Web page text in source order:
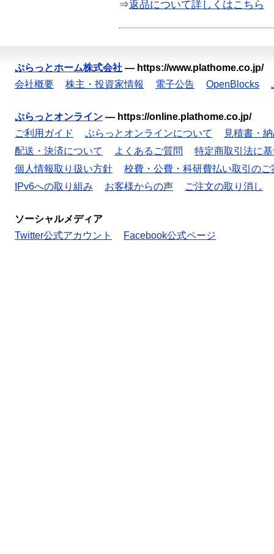
⇒返品について詳しくはこちら
ぷらっとホーム株式会社 — https://www.plathome.co.jp/
会社概要
株主・投資家情報 電子公告 OpenBlocks
ぷらっとオンライン — https://online.plathome.co.jp/
ご利用ガイド
ぷらっとオンラインについて
見積書・
配送・決済について
よくあるご質問
特定商取引法に
個人情報取り扱い方針
校費・公費・科研費払い取引のご
IPv6への取り組み
お客様からの声 ご注文の取り消し
ソーシャルメディア
Twitter公式アカウント
Facebook公式ページ